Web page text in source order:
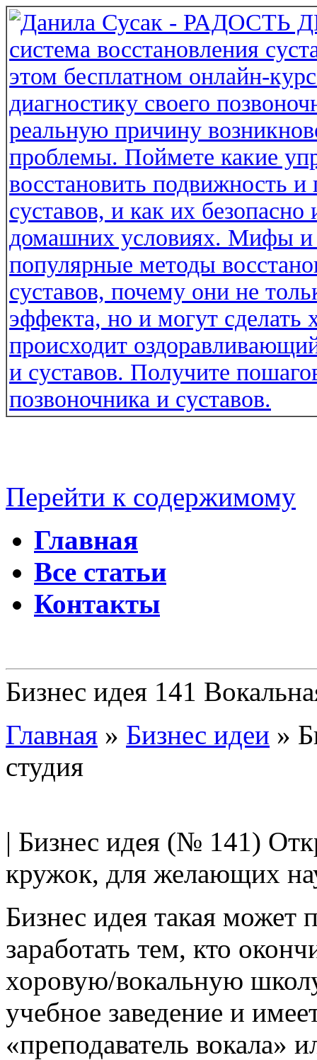
Перейти к содержимому
Главная
Все статьи
Контакты
Бизнес идея 141
Главная » Бизнес идеи »
студия
| Бизнес идея (№ 141)
кружок, для желающих
Бизнес идея такая может
заработать тем, кто
хоровую/вокальную
учебное заведение и
«преподаватель вокала»